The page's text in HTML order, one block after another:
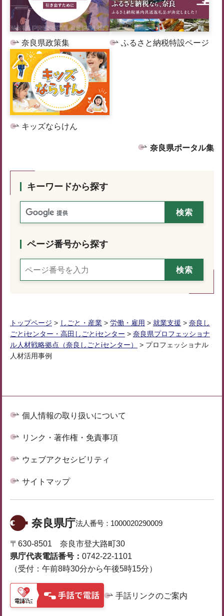
奈良県政策集 ふるさと納税特設ページ
キッズならけん
奈良県ポータル集
キーワードから探す
ページ番号から探す
トップページ > しごと・産業 > 労働・雇用 > 就業支援 > 奈良し
ごとiセンター・高田しごとiセンター > 奈良県プロフェッショナ
ル人材戦略拠点（奈良しごとiセンター）
> プロフェッショナル
人材活用事例
個人情報の取り扱いについて
リンク・著作権・免責事項
ウェブアクセシビリティ
サイトマップ
奈良県庁法人番号： 1000020290009
〒630-8501 奈良市登大路町30
県庁代表電話番号： 0742-22-1101
（受付：午前8時30分から午後5時15分）
手話リンクのご案内